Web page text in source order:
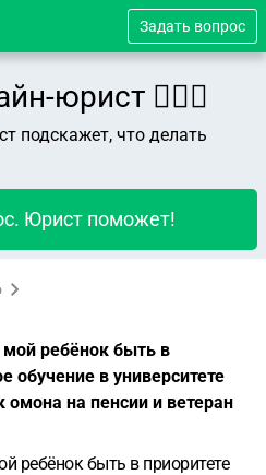
Задать вопрос
юрист 👨🏻‍⚖️
подскажет, что делать
Юрист поможет!
ребёнок быть в
обучение в университете
омона на пенсии и ветеран
ребёнок быть в приоритете